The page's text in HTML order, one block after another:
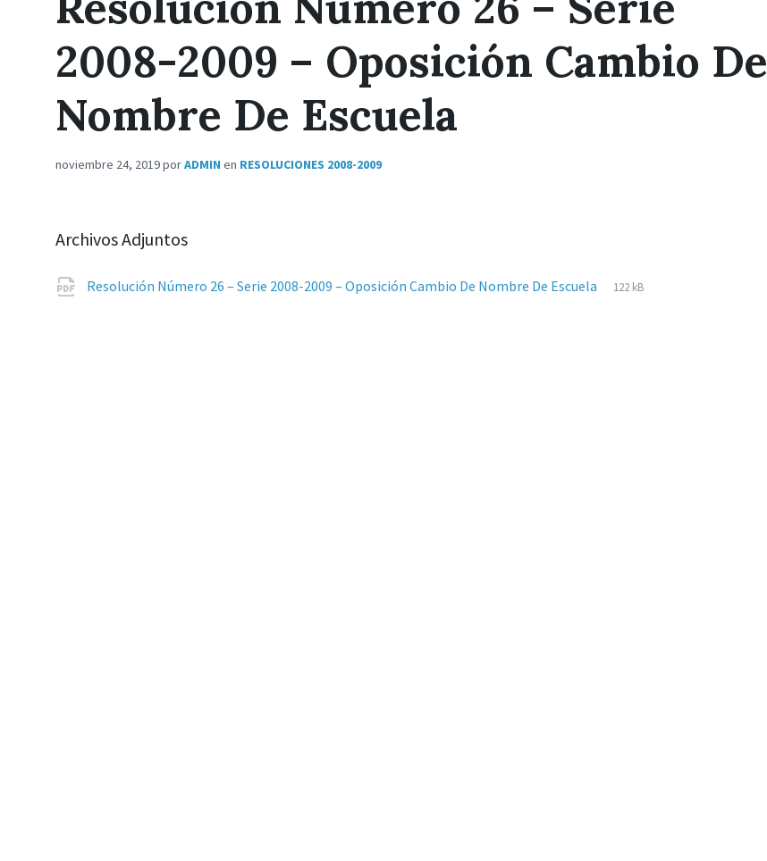
2008-2009 – Oposición Cambio De
Nombre De Escuela
noviembre 24, 2019porADMIN en RESOLUCIONES 2008-2009
Archivos Adjuntos
Resolución Número 26 – Serie 2008-2009 – Oposición Cambio De Nombre De Escuela
Extensiones
pdf
Tamaño
122 kB